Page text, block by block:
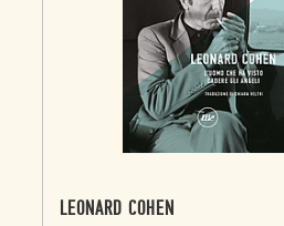
LEONARD COHEN